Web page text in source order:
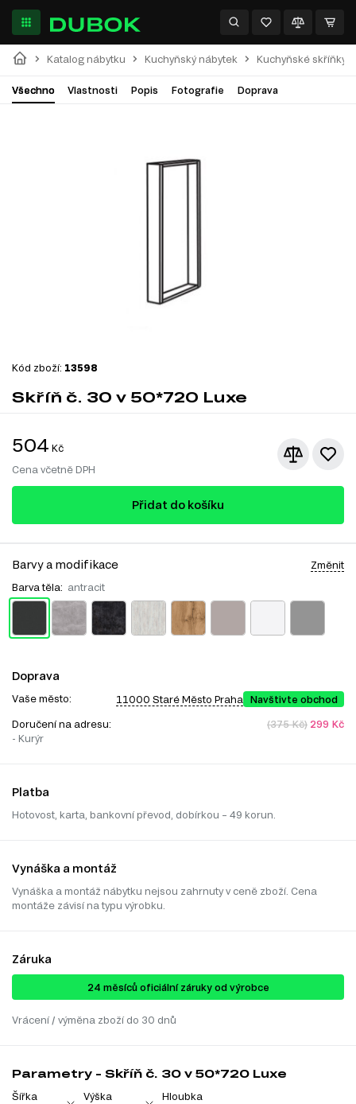
Katalog nábytku Kuchyňský nábytek Kuchyňské skříňky
Všechno Vlastnosti Popis Fotografie Doprava
Kód zboží: 13598
Skříň č. 30 v 50*720 Luxe
504 Kč
Cena včetně DPH
Přidat do košíku
Barvy a modifikace Změnit
Barva těla: antracit
Doprava
Vaše město: 11000 Staré Město Praha Navštivte obchod
Doručení na adresu:
- Kurýr
(375 Kč) 299 Kč
Platba
Hotovost, karta, bankovní převod, dobírkou – 49 korun.
Vynáška a montáž
Vynáška a montáž nábytku nejsou zahrnuty v ceně zboží. Cena
montáže závisí na typu výrobku.
Záruka
24 ​​​​měsíců oficiální záruky od výrobce
Vrácení / výměna zboží do 30 dnů
Parametry - Skříň č. 30 v 50*720 Luxe
Šířka Výška Hloubka